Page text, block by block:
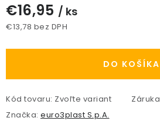
€16,95 / ks
€13,78 bez DPH
DO KOŠÍKA
Kód tovaru: Zvoľte variant Záruka
Značka: euro3plast S.p.A.